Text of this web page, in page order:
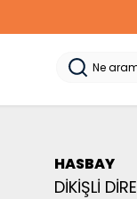
HASBAY
DİKİŞLİ